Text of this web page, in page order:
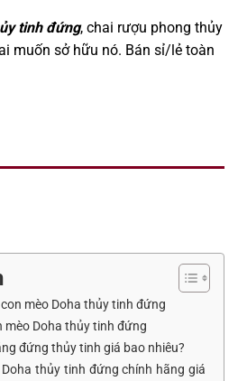
tinh đứng, chai rượu phong thủy
muốn sở hữu nó. Bán sỉ/lẻ toàn
mèo Doha thủy tinh đứng
Doha thủy tinh đứng
đứng thủy tinh giá bao nhiêu?
thủy tinh đứng chính hãng giá